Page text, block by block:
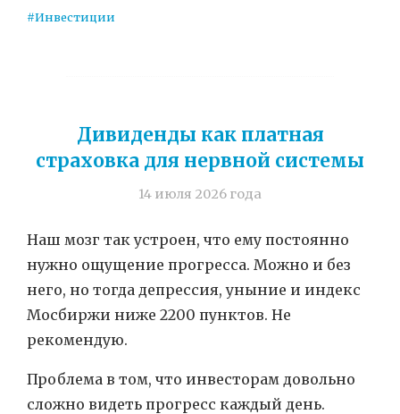
#Инвестиции
Дивиденды как платная
страховка для нервной системы
14 июля 2026 года
Наш мозг так устроен, что ему постоянно
нужно ощущение прогресса. Можно и без
него, но тогда депрессия, уныние и индекс
Мосбиржи ниже 2200 пунктов. Не
рекомендую.
Проблема в том, что инвесторам довольно
сложно видеть прогресс каждый день.